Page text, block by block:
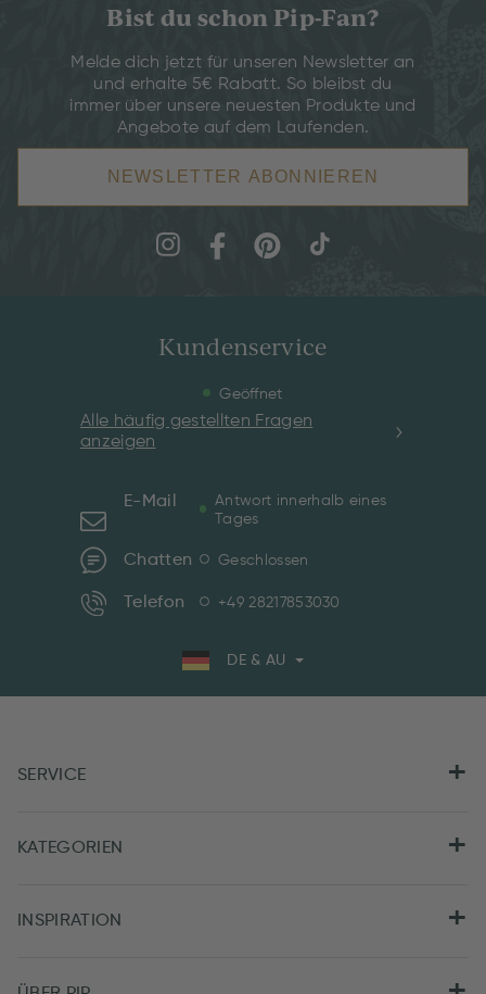
Bist du schon Pip-Fan?
Melde dich jetzt für unseren Newsletter an
und erhalte 5€ Rabatt. So bleibst du
immer über unsere neuesten Produkte und
Angebote auf dem Laufenden.
NEWSLETTER ABONNIEREN
Kundenservice
Geöffnet
Alle häufig gestellten Fragen
anzeigen
E-Mail
Antwort innerhalb eines
Tages
Chatten Geschlossen
Telefon +49 28217853030
DE & AU
SERVICE
KATEGORIEN
INSPIRATION